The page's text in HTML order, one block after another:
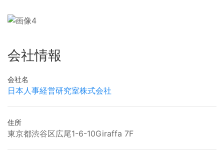
会社情報
会社名
日本人事経営研究室株式会社
住所
東京都渋谷区広尾1-6-10Giraffa 7F